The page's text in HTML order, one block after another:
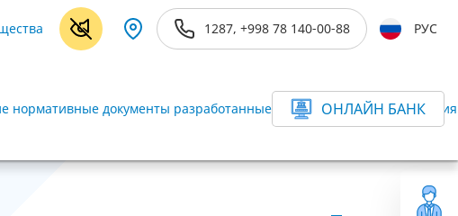
1287, +998 78 140-00-88 РУС
нормативные документы разработанные в соответствии с
ОНЛАЙН БАНК